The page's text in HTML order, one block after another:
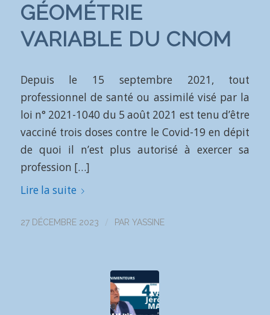
GÉOMÉTRIE
VARIABLE DU CNOM
Depuis le 15 septembre 2021, tout
professionnel de santé ou assimilé visé par la
loi n° 2021-1040 du 5 août 2021 est tenu d’être
vacciné trois doses contre le Covid-19 en dépit
de quoi il n’est plus autorisé à exercer sa
profession […]
Lire la suite
27 DÉCEMBRE 2023 / PAR YASSINE